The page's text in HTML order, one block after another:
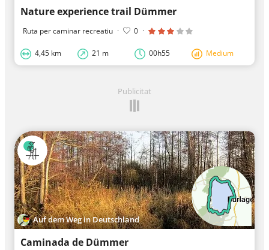
Nature experience trail Dümmer
Ruta per caminar recreatiu · 0 ·
4,45 km 21 m 00h55 Medium
Publicitat
Auf dem Weg in Deutschland
Caminada de Dümmer